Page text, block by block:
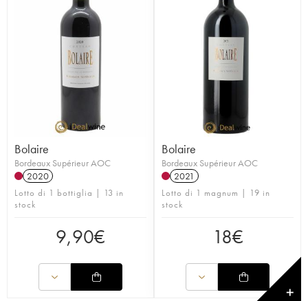
Bolaire
Bordeaux Supérieur AOC
2020
Lotto di 1 bottiglia | 13 in
stock
9,90€
Bolaire
Bordeaux Supérieur AOC
2021
Lotto di 1 magnum | 19 in
stock
18€
✕